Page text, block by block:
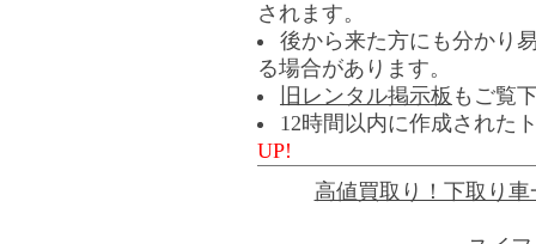
されます。
後から来た方にも分かり
る場合があります。
旧レンタル掲示板 もご覧
12時間以内に作成された
UP!
高値買取り！下取り車